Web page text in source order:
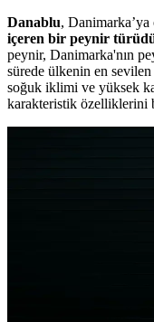
Danablu, Danimarka’ya
içeren bir peynir
peynir, Danimarka'nın
sürede ülkenin en
soğuk iklimi ve yüksek
karakteristik özelliklerini